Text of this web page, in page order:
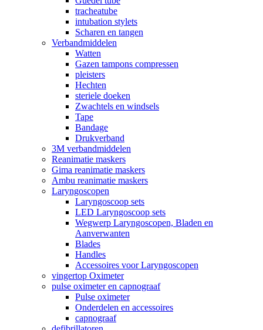
tracheatube
intubation stylets
Scharen en tangen
Verbandmiddelen
Watten
Gazen tampons compressen
pleisters
Hechten
steriele doeken
Zwachtels en windsels
Tape
Bandage
Drukverband
3M verbandmiddelen
Reanimatie maskers
Gima reanimatie maskers
Ambu reanimatie maskers
Laryngoscopen
Laryngoscoop sets
LED Laryngoscoop sets
Wegwerp Laryngoscopen, Bladen en
Aanverwanten
Blades
Handles
Accessoires voor Laryngoscopen
vingertop Oximeter
pulse oximeter en capnograaf
Pulse oximeter
Onderdelen en accessoires
capnograaf